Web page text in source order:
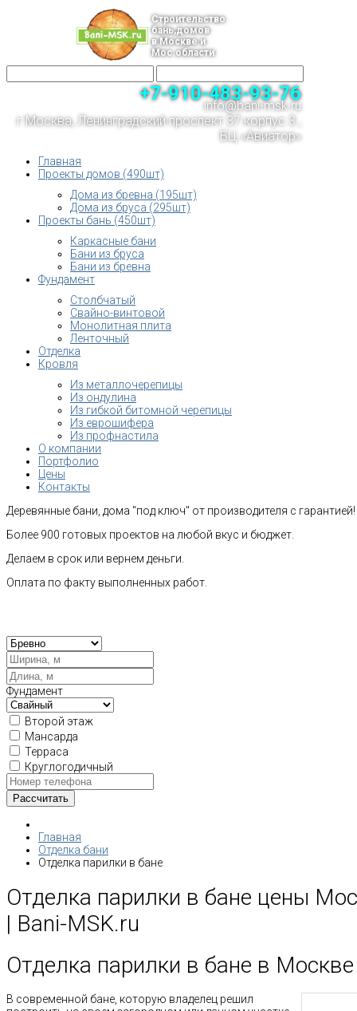
Строительство
бань,домов
в Москве и
Мос.области
+7-910-483-93-76
info@bani-msk.ru
г.Москва, Ленинградский проспект 37 корпус 3 ,
БЦ «Авиатор»
Главная
Проекты домов (490шт)
Дома из бревна (195шт)
Дома из бруса (295шт)
Проекты бань (450шт)
Каркасные бани
Бани из бруса
Бани из бревна
Фундамент
Столбчатый
Свайно-винтовой
Монолитная плита
Ленточный
Отделка
Кровля
Из металлочерепицы
Из ондулина
Из гибкой битомной черепицы
Из еврошифера
Из профнастила
О компании
Портфолио
Цены
Контакты
Деревянные бани, дома "под ключ" от производителя с гарантией!
Более 900 готовых проектов на любой вкус и бюджет.
Делаем в срок или вернем деньги.
Оплата по факту выполненных работ.
Фундамент
Второй этаж
Мансарда
Терраса
Круглогодичный
Главная
Отделка бани
Отделка парилки в бане
Отделка парилки в бане цены
| Bani-MSK.ru
Отделка парилки в бане в
В современной бане, которую владелец решил